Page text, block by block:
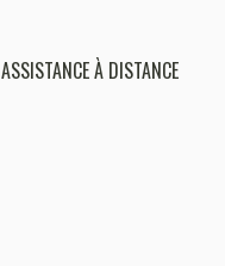
ASSISTANCE À DISTANCE